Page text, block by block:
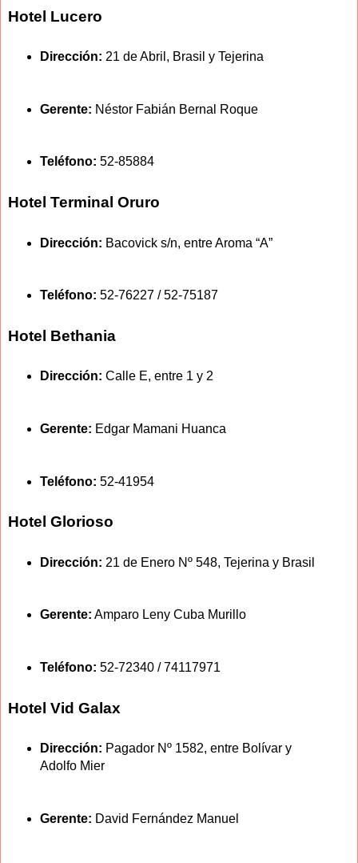
Hotel Lucero
Dirección: 21 de Abril, Brasil y Tejerina
Gerente: Néstor Fabián Bernal Roque
Teléfono: 52-85884
Hotel Terminal Oruro
Dirección: Bacovick s/n, entre Aroma “A”
Teléfono: 52-76227 / 52-75187
Hotel Bethania
Dirección: Calle E, entre 1 y 2
Gerente: Edgar Mamani Huanca
Teléfono: 52-41954
Hotel Glorioso
Dirección: 21 de Enero Nº 548, Tejerina y Brasil
Gerente: Amparo Leny Cuba Murillo
Teléfono: 52-72340 / 74117971
Hotel Vid Galax
Dirección: Pagador Nº 1582, entre Bolívar y
Adolfo Mier
Gerente: David Fernández Manuel